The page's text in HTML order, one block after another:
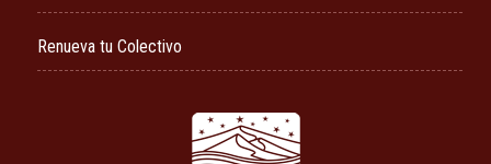
Renueva tu Colectivo